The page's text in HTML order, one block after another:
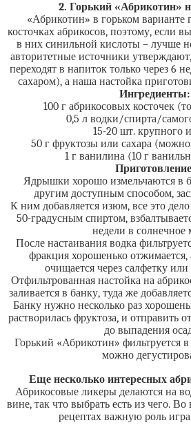
2. Горький «Абрикотин»
«Абрикотин» в горьком варианте
косточках абрикосов, поэтому, если
в них синильной кислоты – лучше
авторитетные источники
переходят в напиток только через 6
сахаром), а наша настойка
Ингредиенты:
100 г абрикосовых косточек
0,5 л водки/спирта/
15-20 шт. крупного
50 г фруктозы или сахара
1 г ванилина (10 г
Ядрышки хорошо измельчаются в
другим доступным способом,
К ним добавляется изюм, все это
50-градусным спиртом,
недели в солнечное
После настаивания водка
фракция хорошенько отжимается,
очищается через салфетку
Отфильтрованная настойка на
заливается в банку, туда же
Банку нужно несколько раз
растворилась фруктоза, и отправить
до выпадения
Горький «Абрикотин» фильтруется
можно
Еще несколько интересных
Абрикосовые ликеры делаются на
вине, так что выбрать есть из чего.
рецептах важную роль